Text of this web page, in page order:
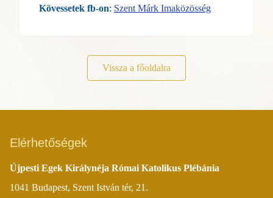
Kövessetek fb-on: Szent Márk Imaközösség
Vissza a főoldalra
Elérhetőségek
Újpesti Egek Királynéja Római Katolikus Plébánia
1041 Budapest, Szent István tér, 21.